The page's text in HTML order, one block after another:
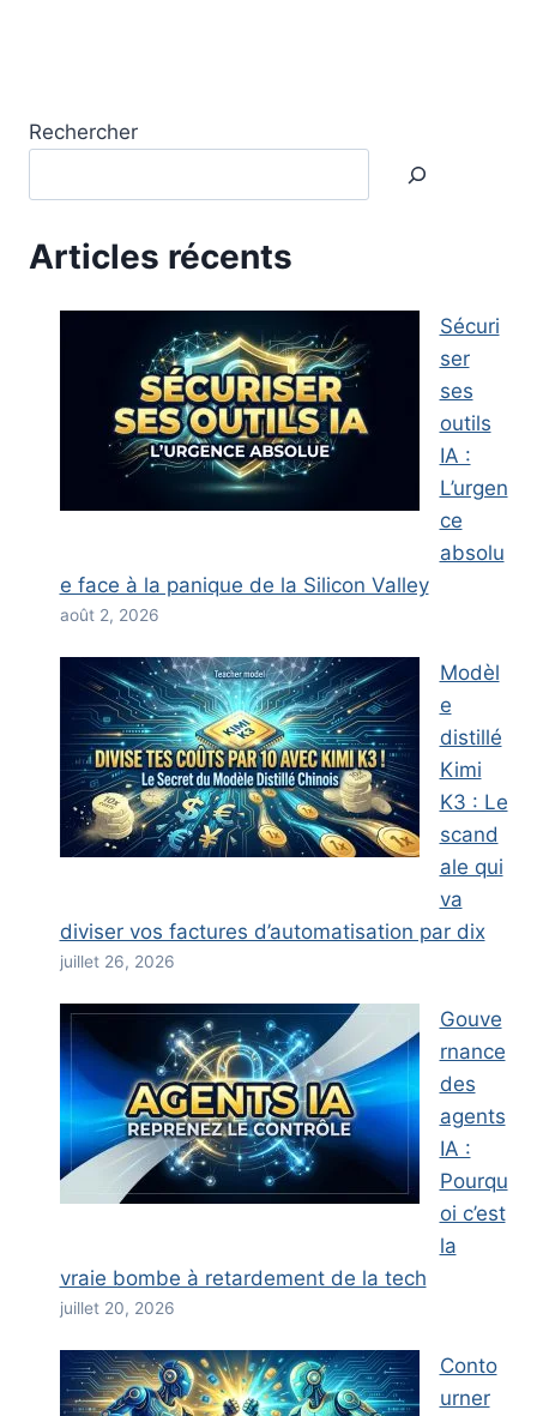
Rechercher
Articles récents
Sécuri
ser
ses
outils
IA :
L’urgen
ce
absolu
e face à la panique de la Silicon Valley
août 2, 2026
Modèl
e
distillé
Kimi
K3 : Le
scand
ale qui
va
diviser vos factures d’automatisation par dix
juillet 26, 2026
Gouve
rnance
des
agents
IA :
Pourqu
oi c’est
la
vraie bombe à retardement de la tech
juillet 20, 2026
Conto
urner